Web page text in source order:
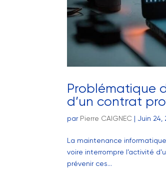
Problématique
d’un contrat
par Pierre CAIGNEC | Juin 24,
La maintenance
voire interrompre l’activité
prévenir ces...